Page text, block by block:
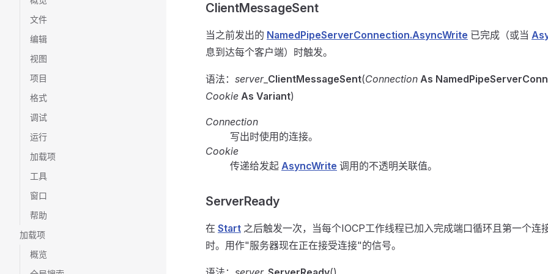
文件
编辑
视图
项目
格式
调试
运行
加载项
工具
窗口
帮助
加载项
概览
ClientMessageSent
当之前发出的 NamedPipeServerConnection.AsyncWrite 已完成（或当
息到达每个客户端）时触发。
语法： server_ ClientMessageSent(Connection As
Cookie As Variant)
Connection
写出时使用的连接。
Cookie
传递给发起 AsyncWrite 调用的不透明关联值。
ServerReady
在 Start 之后触发一次，当每个IOCP工作线程已加入完成端口循环且第一个连
时。用作"服务器现在正在接受连接"的信号。